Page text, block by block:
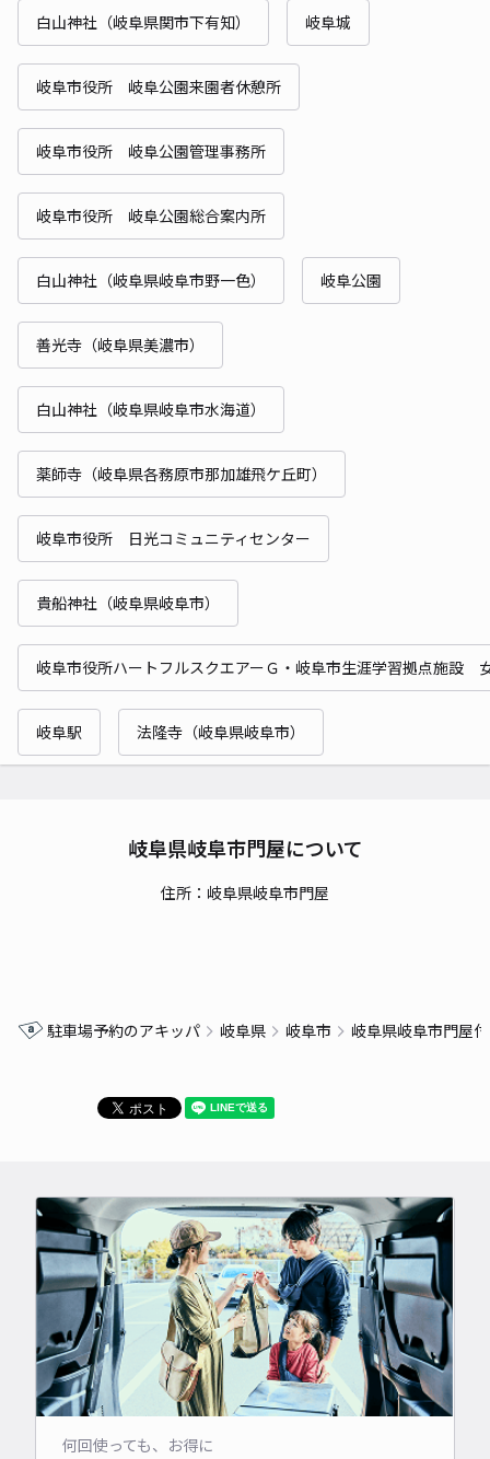
白山神社（岐阜県関市下有知） 岐阜城
岐阜市役所 岐阜公園来園者休憩所
岐阜市役所 岐阜公園管理事務所
岐阜市役所 岐阜公園総合案内所
白山神社（岐阜県岐阜市野一色） 岐阜公園
善光寺（岐阜県美濃市）
白山神社（岐阜県岐阜市水海道）
薬師寺（岐阜県各務原市那加雄飛ケ丘町）
岐阜市役所 日光コミュニティセンター
貴船神社（岐阜県岐阜市）
岐阜市役所ハートフルスクエアーＧ・岐阜市生涯学習拠点施設
岐阜駅 法隆寺（岐阜県岐阜市）
岐阜県岐阜市門屋について
住所：岐阜県岐阜市門屋
駐車場予約のアキッパ 岐阜県 岐阜市 岐阜県岐阜市門屋
何回使っても、お得に